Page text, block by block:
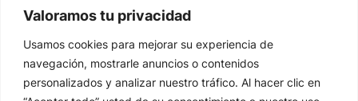
Valoramos tu privacidad
Usamos cookies para mejorar su experiencia de
navegación, mostrarle anuncios o contenidos
personalizados y analizar nuestro tráfico. Al hacer clic en
¡vuelve pronto!